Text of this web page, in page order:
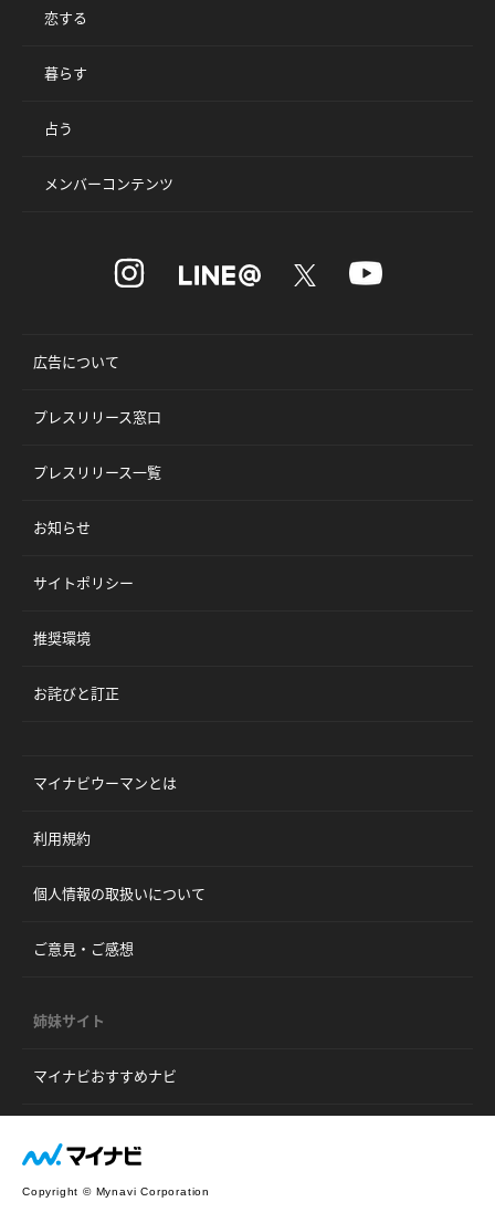
恋する
暮らす
占う
メンバーコンテンツ
広告について
プレスリリース窓口
プレスリリース一覧
お知らせ
サイトポリシー
推奨環境
お詫びと訂正
マイナビウーマンとは
利用規約
個人情報の取扱いについて
ご意見・ご感想
姉妹サイト
マイナビおすすめナビ
Copyright © Mynavi Corporation